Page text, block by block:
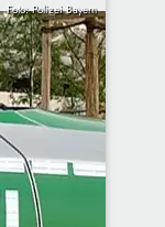
Foto: Polizei Bayern